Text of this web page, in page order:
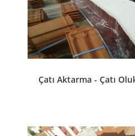
Çatı Aktarma - Çatı